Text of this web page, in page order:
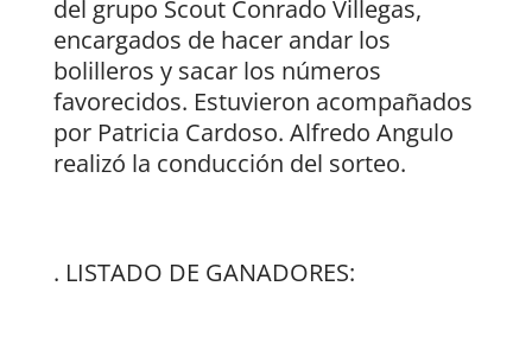
del grupo Scout Conrado Villegas,
encargados de hacer andar los
bolilleros y sacar los números
favorecidos. Estuvieron acompañados
por Patricia Cardoso. Alfredo Angulo
realizó la conducción del sorteo.
. LISTADO DE GANADORES: